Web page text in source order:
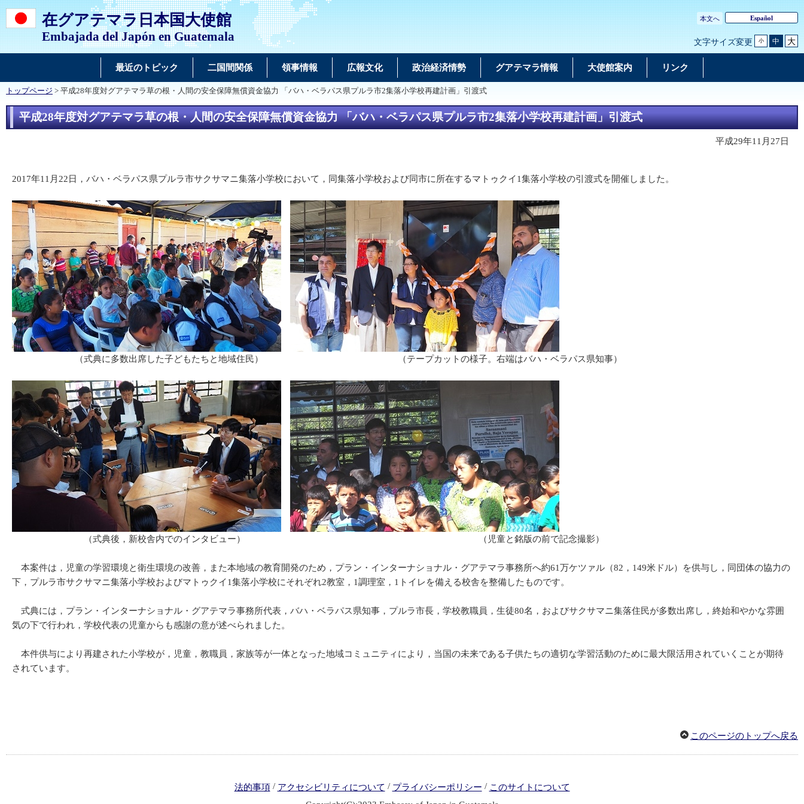
在グアテマラ日本国大使館
Embajada del Japón en Guatemala
本文へ Español
文字サイズ変更 小 中 大
最近のトピック 二国間関係 領事情報 広報文化 政治経済情勢 グアテマラ情報 大使館案内 リンク
トップページ > 平成28年度対グアテマラ草の根・人間の安全保障無償資金協力 「バハ・ベラパス県プルラ市2集落小学校再建計画」引渡式
平成28年度対グアテマラ草の根・人間の安全保障無償資金協力 「バハ・ベラパス県プルラ市2集落小学校再建計画」引渡式
平成29年11月27日
2017年11月22日，バハ・ベラパス県プルラ市サクサマニ集落小学校において，同集落小学校および同市に所在するマトゥクイ1集落小学校の引渡式を開催しました。
（式典に多数出席した子どもたちと地域住民） （テープカットの様子。右端はバハ・ベラパス県知事）
（式典後，新校舎内でのインタビュー） （児童と銘版の前で記念撮影）
本案件は，児童の学習環境と衛生環境の改善，また本地域の教育開発のため，プラン・インターナショナル・グアテマラ事務所へ約61万ケツァル（82，149米ドル）を供与し，同団体の協力の
下，プルラ市サクサマニ集落小学校およびマトゥクイ1集落小学校にそれぞれ2教室，1調理室，1トイレを備える校舎を整備したものです。
式典には，プラン・インターナショナル・グアテマラ事務所代表，バハ・ベラパス県知事，プルラ市長，学校教職員，生徒80名，およびサクサマニ集落住民が多数出席し，終始和やかな雰囲
気の下で行われ，学校代表の児童からも感謝の意が述べられました。
本件供与により再建された小学校が，児童，教職員，家族等が一体となった地域コミュニティにより，当国の未来である子供たちの適切な学習活動のために最大限活用されていくことが期待
されています。
このページのトップへ戻る
法的事項 / アクセシビリティについて / プライバシーポリシー / このサイトについて